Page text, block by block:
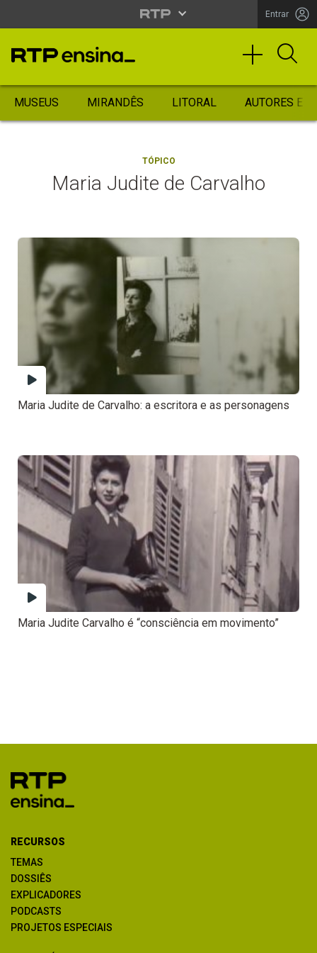
Entrar
MUSEUS MIRANDÊS LITORAL AUTORES
TÓPICO
Maria Judite de Carvalho
Maria Judite de Carvalho: a escritora e as personagens
Maria Judite Carvalho é “consciência em movimento”
RECURSOS
TEMAS
DOSSIÊS
EXPLICADORES
PODCASTS
PROJETOS ESPECIAIS